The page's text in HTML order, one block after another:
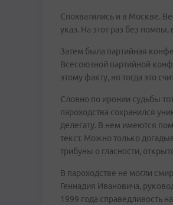
Спохватились и в Москве.
указ. На этот раз без
Затем была партийная
Всесоюзной партийной
этому факту, но тогда это
Словно по иронии судьбы
пароходства сохранился
делегату. В нем имеются
текст. Можно только
трибуны о гласности,
В пароходстве не могли
Геннадия Ивановича,
1999 года справедливость